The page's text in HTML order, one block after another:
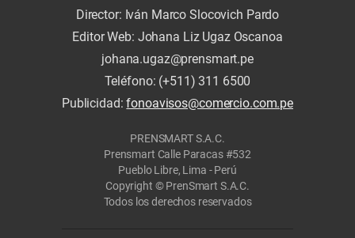
Director: Iván Marco Slocovich Pardo
Editor Web: Johana Liz Ugaz Oscanoa
johana.ugaz@prensmart.pe
Teléfono: (+511) 311 6500
Publicidad:fonoavisos@comercio.com.pe
PRENSMART S.A.C.
Prensmart Calle Paracas #532
Pueblo Libre, Lima - Perú
Copyright © PrenSmart S.A.C.
Todos los derechos reservados